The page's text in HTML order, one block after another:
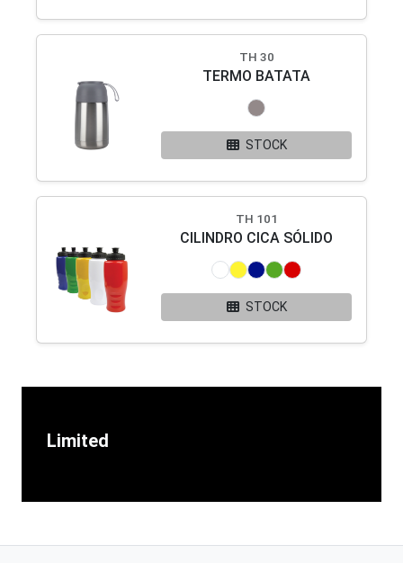
TH 30
TERMO BATATA
STOCK
TH 101
CILINDRO CICA SÓLIDO
STOCK
Limited